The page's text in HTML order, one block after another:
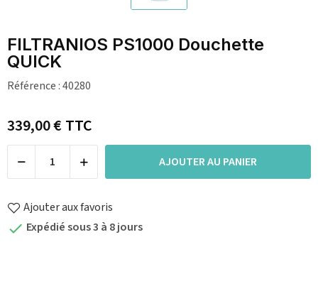
FILTRANIOS PS1000 Douchette
QUICK
Référence :40280
339,00 €TTC
AJOUTER AU PANIER
Ajouter aux favoris
 Expédié sous 3 à 8 jours